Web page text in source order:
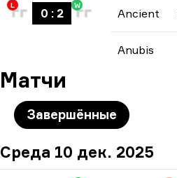
L
0 : 2
W
Ancient
Anubis
Матчи
Завершённые
Среда 10 дек. 2025